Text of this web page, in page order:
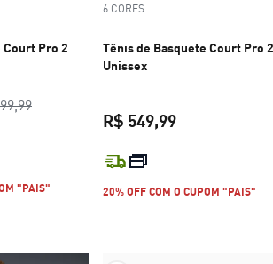
Court Pro 2
preço original R$ 599,99
atual R$ 359,99
"PAIS"
6 CORES
Tênis de Basquete Court Pro 2
Unissex
R$ 549,99
20% OFF COM O CUPOM "PAIS"